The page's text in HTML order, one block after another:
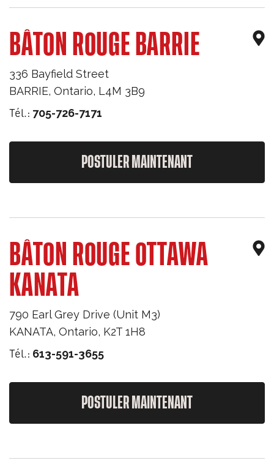
BÂTON ROUGE BARRIE
336 Bayfield Street
BARRIE, Ontario, L4M 3B9
Tél.: 705-726-7171
POSTULER MAINTENANT
BÂTON ROUGE OTTAWA
KANATA
790 Earl Grey Drive (Unit M3)
KANATA, Ontario, K2T 1H8
Tél.: 613-591-3655
POSTULER MAINTENANT